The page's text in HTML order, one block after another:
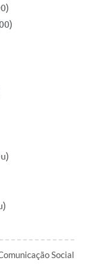
Social